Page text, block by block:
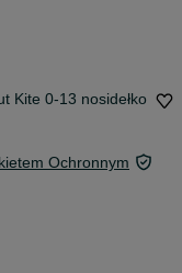
Kite 0-13 nosidełko
Ochronnym